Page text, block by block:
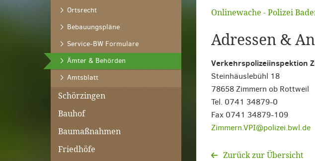
Ortsrecht
Bebauungspläne
Service-BW Formulare
Ämter & Behörden
Amtsblatt
Schörzingen
Bauhof
Baumaßnahmen
Friedhöfe
Onlinewache - Polizei
Adressen &
Verkehrspolizeiinspektion
Steinhäuslebühl 18
78658 Zimmern ob Rottweil
Tel. 0741 34879-0
Fax 0741 34879-109
Zimmern.VPI@polizei.bwl.de
Zurück zur Übersicht